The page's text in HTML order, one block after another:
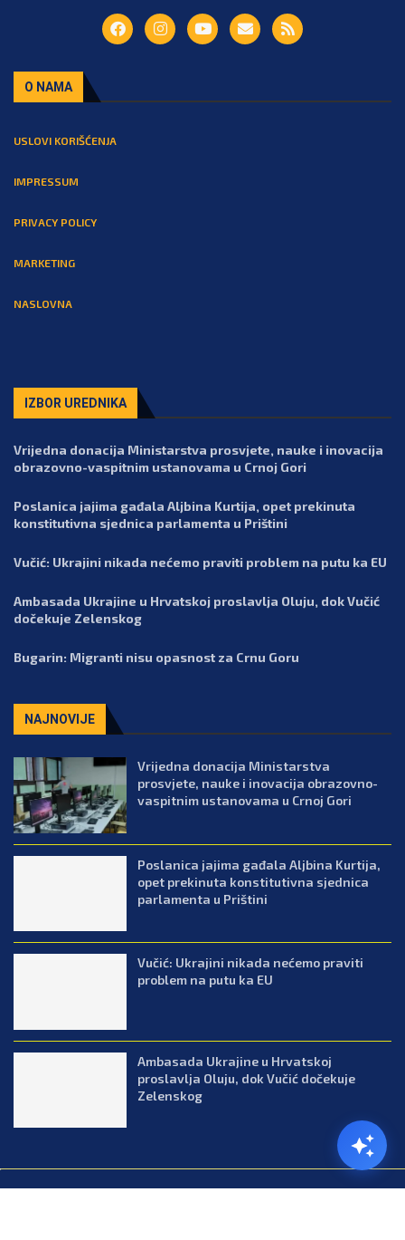
O NAMA
USLOVI KORIŠĆENJA
IMPRESSUM
PRIVACY POLICY
MARKETING
NASLOVNA
IZBOR UREDNIKA
Vrijedna donacija Ministarstva prosvjete, nauke i inovacija
obrazovno-vaspitnim ustanovama u Crnoj Gori
Poslanica jajima gađala Aljbina Kurtija, opet prekinuta
konstitutivna sjednica parlamenta u Prištini
Vučić: Ukrajini nikada nećemo praviti problem na putu ka EU
Ambasada Ukrajine u Hrvatskoj proslavlja Oluju, dok Vučić
dočekuje Zelenskog
Bugarin: Migranti nisu opasnost za Crnu Goru
NAJNOVIJE
Vrijedna donacija Ministarstva
prosvjete, nauke i inovacija obrazovno-
vaspitnim ustanovama u Crnoj Gori
Poslanica jajima gađala Aljbina Kurtija,
opet prekinuta konstitutivna sjednica
parlamenta u Prištini
Vučić: Ukrajini nikada nećemo praviti
problem na putu ka EU
Ambasada Ukrajine u Hrvatskoj
proslavlja Oluju, dok Vučić dočekuje
Zelenskog